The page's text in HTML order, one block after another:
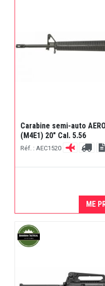
Carabine semi-auto
(M4E1) 20" Cal. 5.56
Réf. : AEC1520
ME